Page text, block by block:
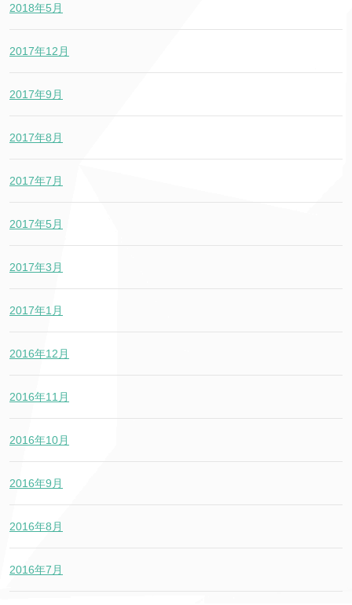
2018年5月
2017年12月
2017年9月
2017年8月
2017年7月
2017年5月
2017年3月
2017年1月
2016年12月
2016年11月
2016年10月
2016年9月
2016年8月
2016年7月